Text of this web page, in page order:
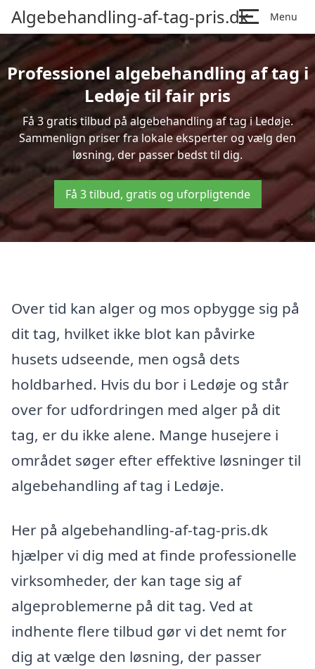
Algebehandling-af-tag-pris.dk Menu
Professionel algebehandling af tag i
Ledøje til fair pris
Få 3 gratis tilbud på algebehandling af tag i Ledøje.
Sammenlign priser fra lokale eksperter og vælg den
løsning, der passer bedst til dig.
Få 3 tilbud, gratis og uforpligtende
Over tid kan alger og mos opbygge sig på
dit tag, hvilket ikke blot kan påvirke
husets udseende, men også dets
holdbarhed. Hvis du bor i Ledøje og står
over for udfordringen med alger på dit
tag, er du ikke alene. Mange husejere i
området søger efter effektive løsninger til
algebehandling af tag i Ledøje.
Her på algebehandling-af-tag-pris.dk
hjælper vi dig med at finde professionelle
virksomheder, der kan tage sig af
algeproblemerne på dit tag. Ved at
indhente flere tilbud gør vi det nemt for
dig at vælge den løsning, der passer